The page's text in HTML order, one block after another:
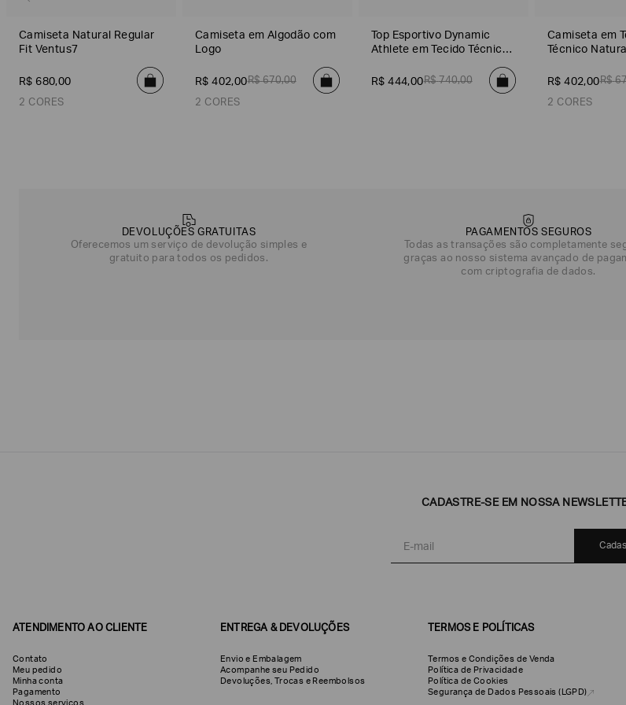
Camiseta Natural Regular
Fit Ventus7
R$ 680,00
2 CORES
Camiseta em Algodão com
Logo
R$ 402,00R$ 670,00
2 CORES
Top Esportivo Dynamic
Athlete em Tecido Técnico
R$ 444,00R$ 740,00
Camiseta em
Técnico
R$ 402,00R$
2 CORES
DEVOLUÇÕES GRATUITAS
Oferecemos um serviço de devolução simples e
gratuito para todos os pedidos.
PAGAMENTOS SEGUROS
Todas as transações são completamente
graças ao nosso sistema avançado de
com criptografia de dados.
CADASTRE-SE EM NOSSA
ATENDIMENTO AO CLIENTE
Contato
Meu pedido
Minha conta
Pagamento
ENTREGA & DEVOLUÇÕES
Envio e Embalagem
Acompanhe seu Pedido
Devoluções, Trocas e Reembolsos
TERMOS E POLÍTICAS
Termos e Condições de Venda
Política de Privacidade
Política de Cookies
Segurança de Dados Pessoais (LGPD)
contar
mais
sobre
EA7
Armani